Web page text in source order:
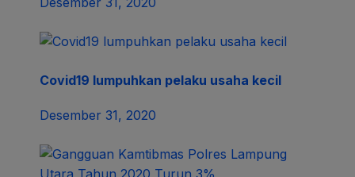
Covid19 lumpuhkan pelaku usaha kecil
Desember 31, 2020